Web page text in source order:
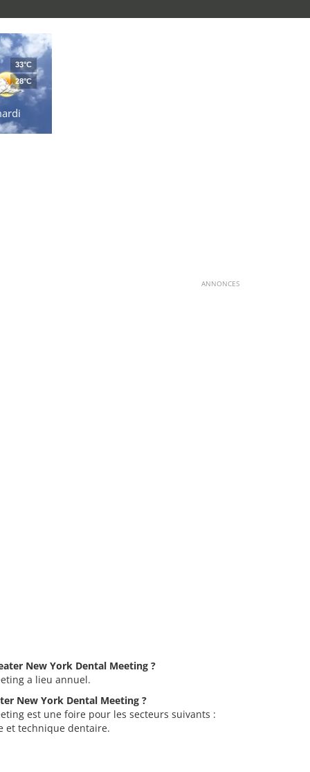
33°C
28°C
ANNONCES
New York Dental Meeting ?
a lieu annuel.
New York Dental Meeting ?
est une foire pour les secteurs suivants :
et technique dentaire.